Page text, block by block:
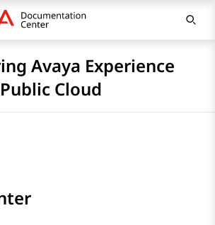
Avaya Experience
Cloud